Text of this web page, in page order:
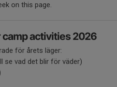
on this page.
activities 2026
för årets läger:
se vad det blir för väder)